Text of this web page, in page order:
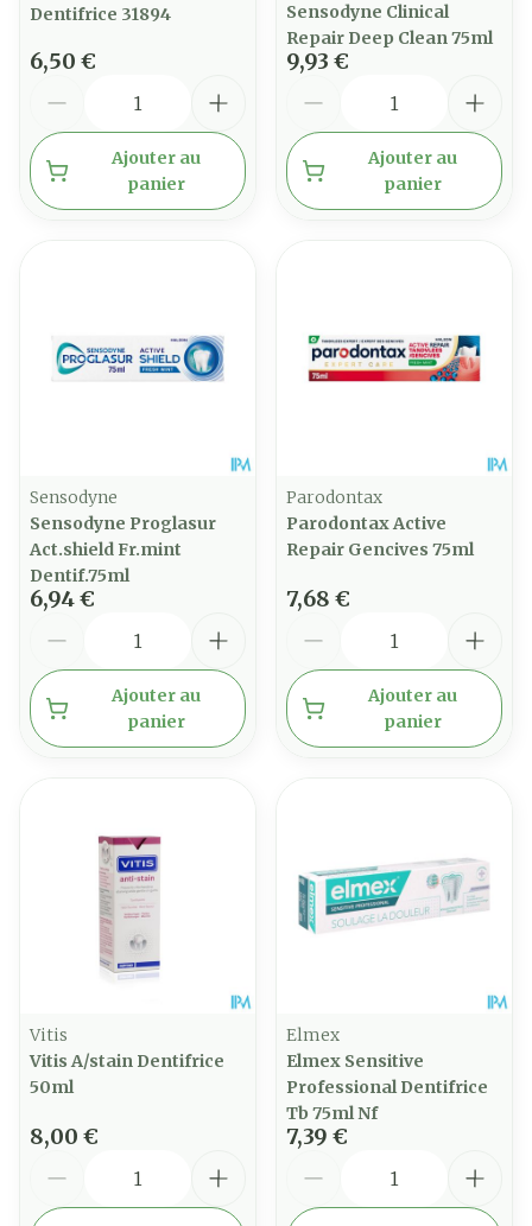
Dentifrice 31894
6,50 €
Ajouter au
panier
Sensodyne Clinical
Repair Deep Clean 75ml
9,93 €
Ajouter au
panier
Sensodyne
Sensodyne Proglasur
Act.shield Fr.mint
Dentif.75ml
6,94 €
Ajouter au
panier
Parodontax
Parodontax Active
Repair Gencives 75ml
7,68 €
Ajouter au
panier
Vitis
Vitis A/stain Dentifrice
50ml
8,00 €
Elmex
Elmex Sensitive
Professional Dentifrice
Tb 75ml Nf
7,39 €